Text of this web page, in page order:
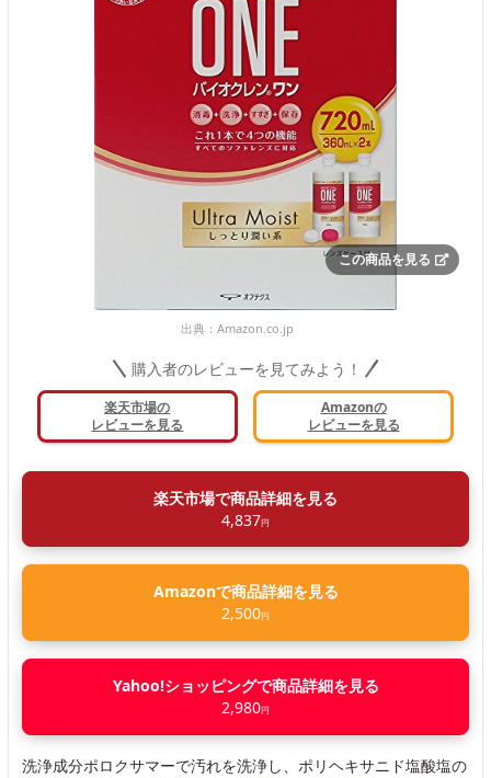
この商品を見る
出典： Amazon.co.jp
購入者のレビューを見てみよう！
楽天市場の
レビューを見る
Amazonの
レビューを見る
楽天市場で商品詳細を見る
4,837円
Amazonで商品詳細を見る
2,500円
Yahoo!ショッピングで商品詳細を見る
2,980円
洗浄成分ポロクサマーで汚れを洗浄し、ポリヘキサニド塩酸塩の